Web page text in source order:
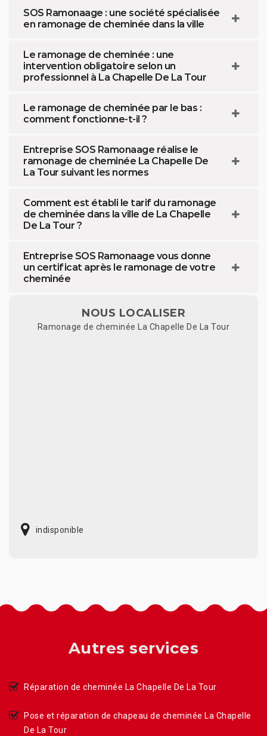
SOS Ramonaage : une société spécialisée
en ramonage de cheminée dans la ville
Le ramonage de cheminée : une
intervention obligatoire selon un
professionnel à La Chapelle De La Tour
Le ramonage de cheminée par le bas :
comment fonctionne-t-il ?
Entreprise SOS Ramonaage réalise le
ramonage de cheminée La Chapelle De
La Tour suivant les normes
Comment est établi le tarif du ramonage
de cheminée dans la ville de La Chapelle
De La Tour ?
Entreprise SOS Ramonaage vous donne
un certificat après le ramonage de votre
cheminée
NOUS LOCALISER
Ramonage de cheminée La Chapelle De La Tour
indisponible
Autres services
Réparation de cheminée La Chapelle De La Tour
Pose et réparation de chapeau de cheminée La Chapelle
De La Tour